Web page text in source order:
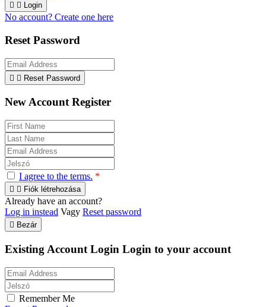
  Login
No account? Create one here
Reset Password
  Reset Password
New Account Register
I agree to the terms. *
  Fiók létrehozása
Already have an account?
Log in instead Vagy Reset password
 Bezár
Existing Account Login Login to your account
Remember Me